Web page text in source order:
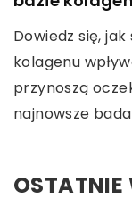
Dowiedz się,
kolagenu
przynoszą
najnowsze
OSTATNIE